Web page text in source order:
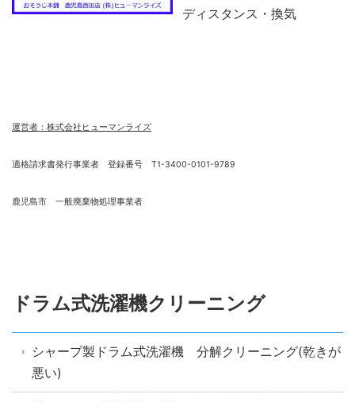
ディスタンス・換気
運営者：株式会社ヒューマンライズ
適格請求書発行事業者 登録番号 T1-3400-0101-9789
鹿児島市 一般廃棄物処理事業者
ドラム式洗濯機クリーニング
シャープ製ドラム式洗濯機 分解クリーニング(乾きが
悪い)